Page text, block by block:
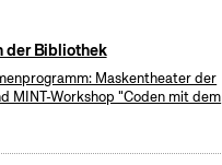
der Bibliothek
Maskentheater der
MINT-Workshop "Coden mit dem